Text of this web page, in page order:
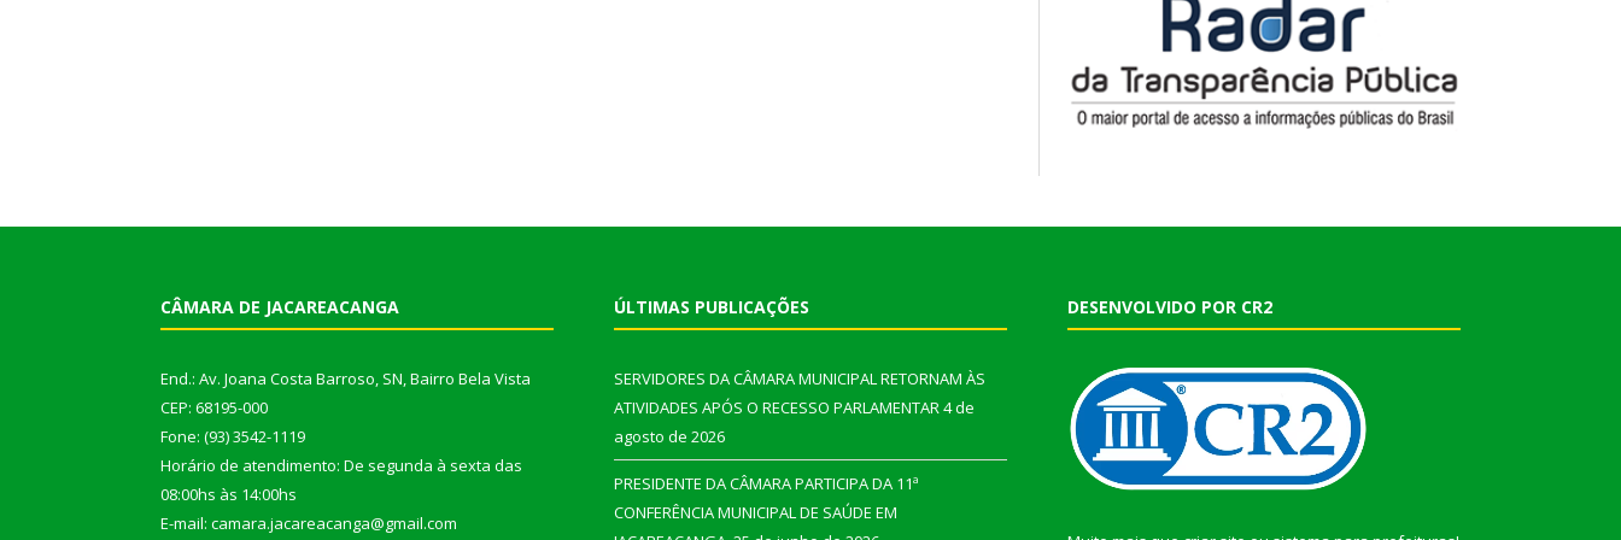
CÂMARA DE JACAREACANGA
End.: Av. Joana Costa Barroso, SN, Bairro Bela Vista
CEP: 68195-000
Fone: (93) 3542-1119
Horário de atendimento: De segunda à sexta das
08:00hs às 14:00hs
E-mail: camara.jacareacanga@gmail.com
ÚLTIMAS PUBLICAÇÕES
SERVIDORES DA CÂMARA MUNICIPAL RETORNAM ÀS
ATIVIDADES APÓS O RECESSO PARLAMENTAR4 de
agosto de 2026
PRESIDENTE DA CÂMARA PARTICIPA DA 11ª
CONFERÊNCIA MUNICIPAL DE SAÚDE EM
DESENVOLVIDO POR CR2